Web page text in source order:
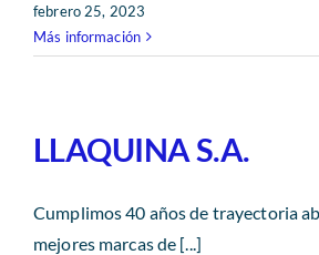
febrero 25, 2023
Más información
LLAQUINA S.A.
Cumplimos 40 años de trayectoria
mejores marcas de [...]